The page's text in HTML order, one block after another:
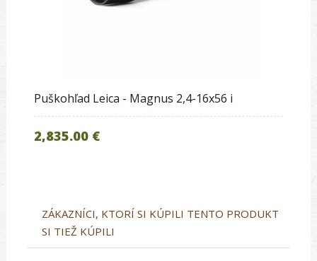
Puškohľad Leica - Magnus 2,4-16x56 i
2,835.00 €
ZÁKAZNÍCI, KTORÍ SI KÚPILI TENTO PRODUKT
SI TIEŽ KÚPILI